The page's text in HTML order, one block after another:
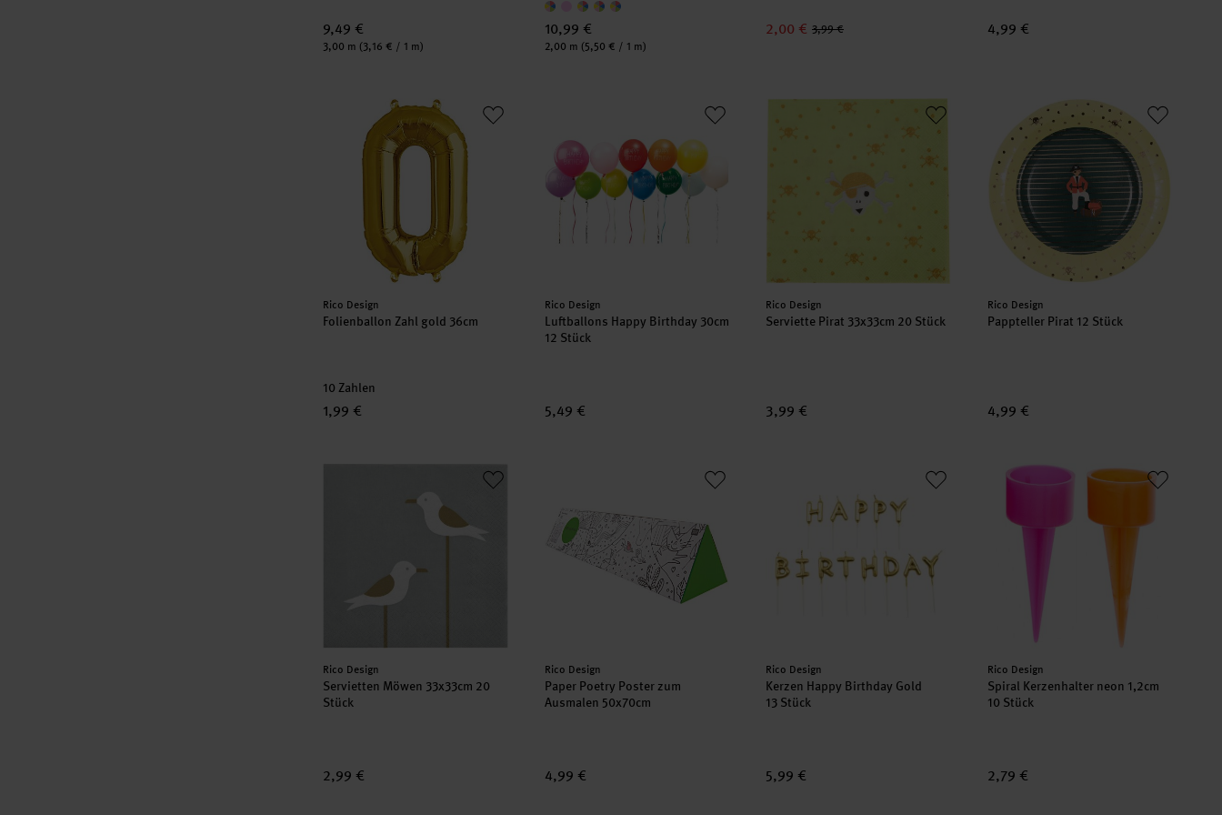
9,49 €
Inhalt:
3,00 m (3,16 € / 1 m)
10,99 €
Inhalt:
2,00 m (5,50 € / 1 m)
2,00 € 3,99 € 4,99 €
Folienballon Zahl gold 36cm
Hersteller:
Rico Design
Folienballon Zahl gold 36cm
10 Zahlen
1,99 €
Luftballons Happy Birthday 30cm 12 Stück
Hersteller:
Rico Design
Luftballons Happy Birthday 30cm
12 Stück
5,49 €
Serviette Pirat 33x33cm 20 Stück
Hersteller:
Rico Design
Serviette Pirat 33x33cm 20 Stück
3,99 €
Pappteller Pirat 12 Stück
Hersteller:
Rico Design
Pappteller Pirat 12 Stück
4,99 €
Servietten Möwen 33x33cm 20 Stück
Hersteller:
Rico Design
Servietten Möwen 33x33cm 20
Stück
2,99 €
Hersteller:
Rico Design
Paper Poetry Poster zum
Ausmalen 50x70cm
4,99 €
Hersteller:
Rico Design
Kerzen Happy Birthday Gold
13 Stück
5,99 €
Spiral Kerzenhalter neon 1,2cm 10
Hersteller:
Rico Design
Spiral Kerzenhalter neon 1,2cm
10 Stück
2,79 €